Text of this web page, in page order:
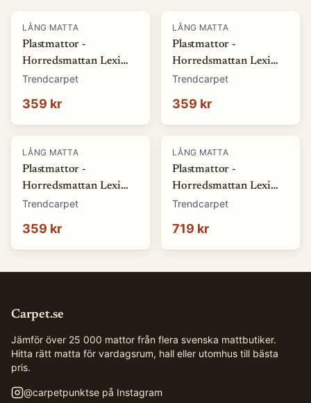
LÅNG MATTA
Plastmattor -
Horredsmattan Lexi
(grön) (Storlek: 70 x 50
Trendcarpet
359 kr
LÅNG MATTA
Plastmattor -
Horredsmattan Lexi
(blå) (Storlek: 70 x 50
Trendcarpet
359 kr
LÅNG MATTA
Plastmattor -
Horredsmattan Lexi
(orange) (Storlek: 70 x
Trendcarpet
359 kr
LÅNG MATTA
Plastmattor -
Horredsmattan Lexi
(grön) (Storlek: 70 x
Trendcarpet
719 kr
Carpet.se
Jämför över 25 000 mattor från flera svenska mattbutiker.
Hitta rätt matta för vardagsrum, hall eller utomhus till bästa
pris.
@carpetpunktse på Instagram